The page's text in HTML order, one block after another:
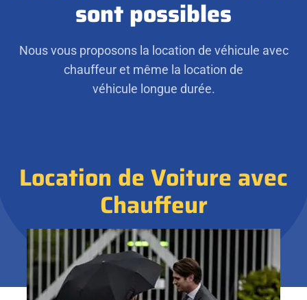
sont possibles
Nous vous proposons la location de véhicule avec
chauffeur et même la location de
véhicule longue durée.
Location de Voiture avec
Chauffeur